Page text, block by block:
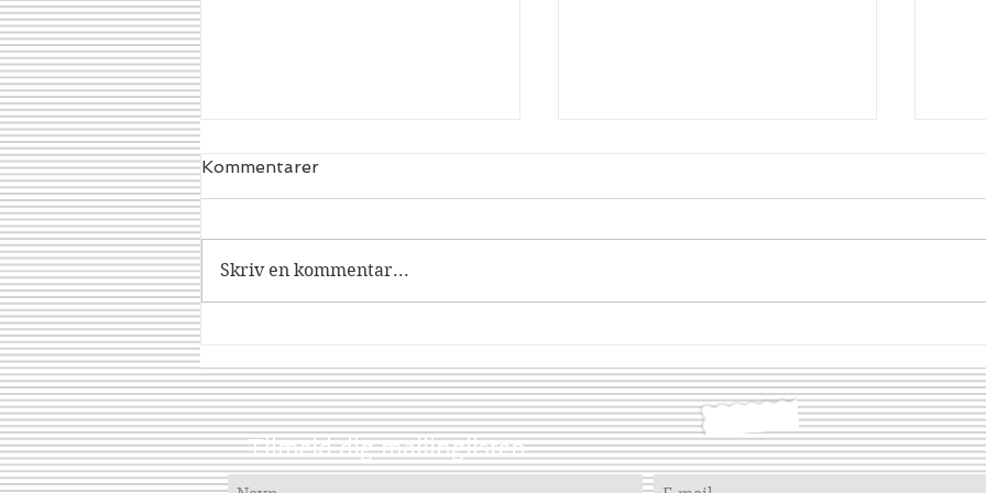
Dracorex
Kommentarer
Skriv en kommentar...
Tilmeld dig mailinglisten